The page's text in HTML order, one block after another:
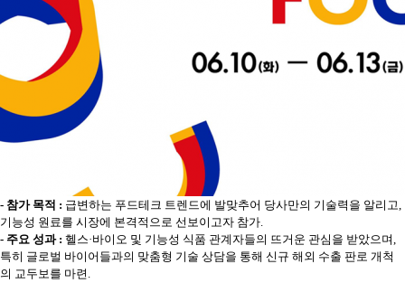
- 참가 목적 : 급변하는 푸드테크 트렌드에 발맞추어 당사만의 기술력을 알리고,
기능성 원료를 시장에 본격적으로 선보이고자 참가.
- 주요 성과 : 헬스·바이오 및 기능성 식품 관계자들의 뜨거운 관심을 받았으며,
특히 글로벌 바이어들과의 맞춤형 기술 상담을 통해 신규 해외 수출 판로 개척
의 교두보를 마련 .